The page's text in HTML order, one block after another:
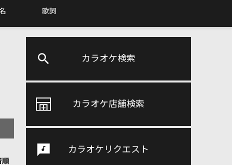
歌詞
カラオケ検索
カラオケ店舗検索
カラオケリクエスト
順